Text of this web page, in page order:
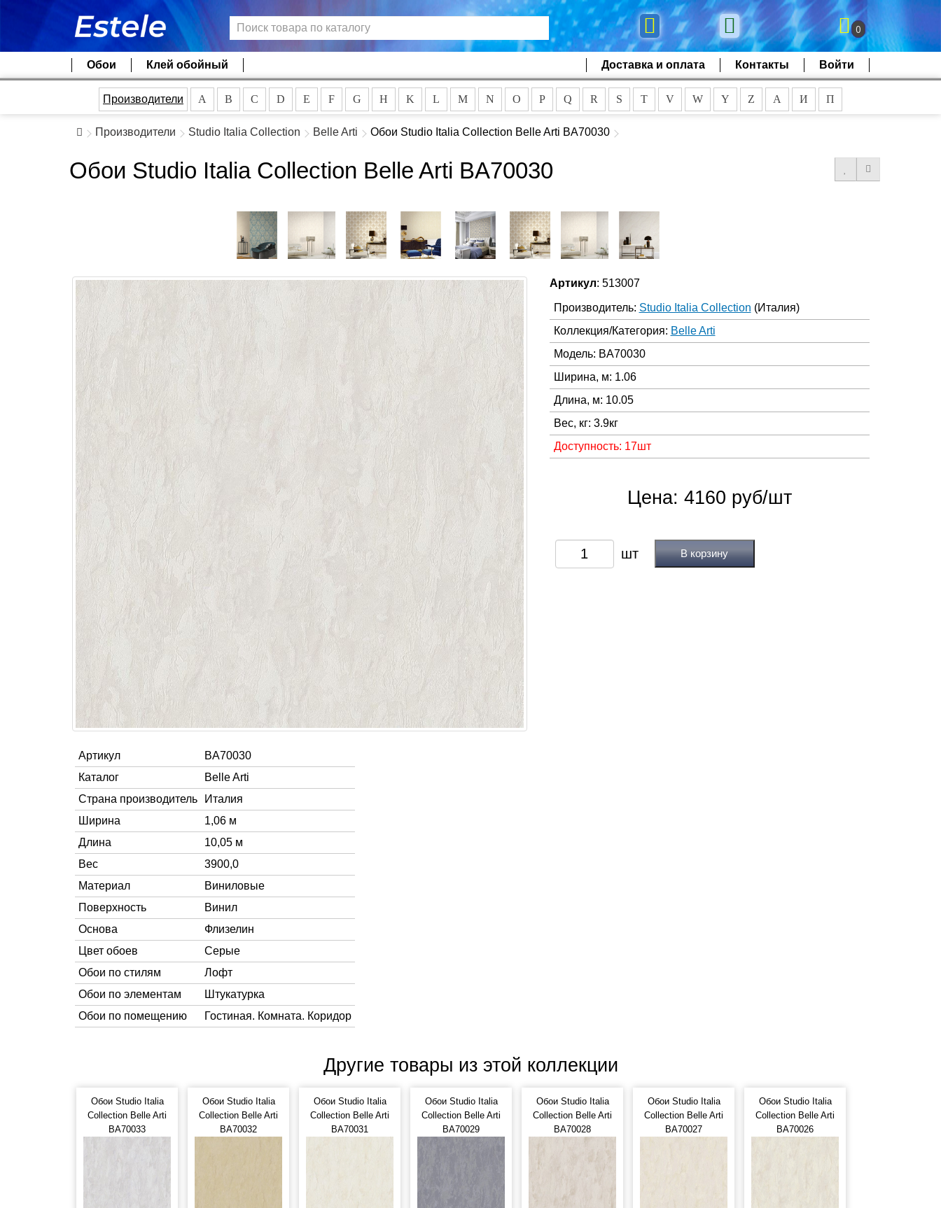
0
Обои Клей обойный Доставка и оплата Контакты Войти
Производители A B C D E F G H K L M N O P Q R S T V W Y Z А И П
Производители Studio Italia Collection Belle Arti Обои Studio Italia Collection Belle Arti BA70030
Обои Studio Italia Collection Belle Arti BA70030
Артикул: 513007
Производитель: Studio Italia Collection (Италия)
Коллекция/Категория: Belle Arti
Модель: BA70030
Ширина, м: 1.06
Длина, м: 10.05
Вес, кг: 3.9кг
Доступность: 17шт
Цена: 4160 руб/шт
В корзину
Артикул
BA70030
Каталог
Belle Arti
Страна производитель
Италия
Ширина
1,06 м
Длина
10,05 м
Вес
3900,0
Материал
Виниловые
Поверхность
Винил
Основа
Флизелин
Цвет обоев
Серые
Обои по стилям
Лофт
Обои по элементам
Штукатурка
Обои по помещению
Гостиная. Комната. Коридор
Другие товары из этой коллекции
Обои Studio Italia
Collection Belle Arti
BA70033
Обои Studio Italia
Collection Belle Arti
BA70032
Обои Studio Italia
Collection Belle Arti
BA70031
Обои Studio Italia
Collection Belle Arti
BA70029
Обои Studio Italia
Collection Belle Arti
BA70028
Обои Studio Italia
Collection Belle Arti
BA70027
Обои Studio Italia
Collection Belle Arti
BA70026